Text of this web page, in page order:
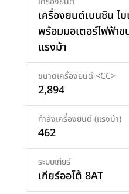
เครื่องยนต์เบนซิน ไบ
พร้อมมอเตอร์ไฟฟ้าข
แรงม้า
ขนาดเครื่องยนต์ <CC>
2,894
กำลังเครื่องยนต์ (แรงม้า)
462
ระบบเกียร์
เกียร์ออโต้ 8AT